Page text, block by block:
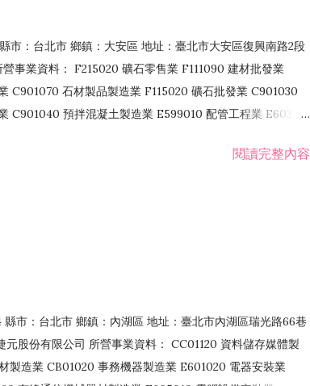
市：台北市 鄉鎮：大安區 地址：臺北市大安區復興南路2段
事業資料： F215020 礦石零售業 F111090 建材批發業
C901070 石材製品製造業 F115020 礦石批發業 C901030
C901040 預拌混凝土製造業 E599010 配管工程業 E603110
F106020 日常用品批發業 F108031 醫療器材批發業閱讀完整內容
縣市：台北市 鄉鎮：內湖區 地址：臺北市內湖區瑞光路66巷
股份有限公司 所營事業資料： CC01120 資料儲存媒體製
製造業 CB01020 事務機器製造業 E601020 電器安裝業